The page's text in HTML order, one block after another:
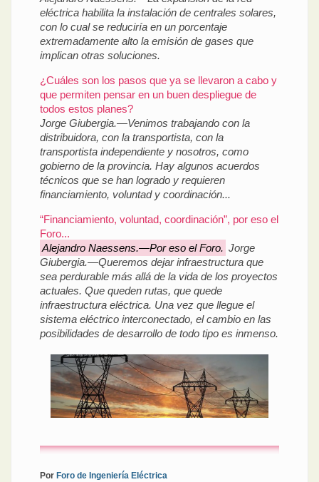
eléctrica habilita la instalación de centrales solares,
con lo cual se reduciría en un porcentaje
extremadamente alto la emisión de gases que
implican otras soluciones.
¿Cuáles son los pasos que ya se llevaron a cabo y
que permiten pensar en un buen despliegue de
todos estos planes?
Jorge Giubergia.—Venimos trabajando con la
distribuidora, con la transportista, con la
transportista independiente y nosotros, como
gobierno de la provincia. Hay algunos acuerdos
técnicos que se han logrado y requieren
financiamiento, voluntad y coordinación...
“Financiamiento, voluntad, coordinación”, por eso el
Foro...
Alejandro Naessens.—Por eso el Foro. Jorge
Giubergia.—Queremos dejar infraestructura que
sea perdurable más allá de la vida de los proyectos
actuales. Que queden rutas, que quede
infraestructura eléctrica. Una vez que llegue el
sistema eléctrico interconectado, el cambio en las
posibilidades de desarrollo de todo tipo es inmenso.
Por Foro de Ingeniería Eléctrica